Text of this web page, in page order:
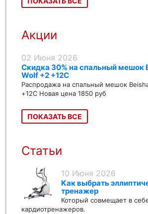
Акции
02 Июня 2026
Скидка 30% на спальный мешок
Wolf +2 +12C
Распродажа на спальный мешок
+12C Новая цена 1850 руб
ПОКАЗАТЬ ВСЕ
Статьи
10 Июня 2026
Как выбрать
тренажер
Который совмещает в
кардиотренажеров.